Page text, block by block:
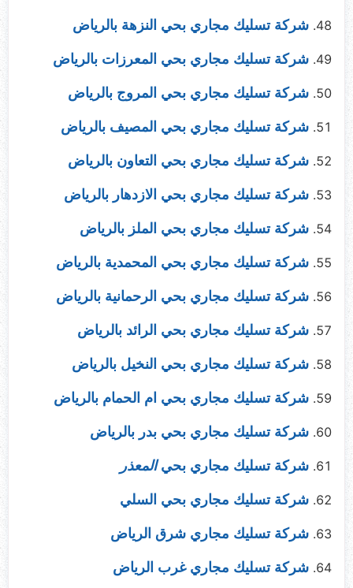
شركة تسليك مجاري بحي النزهة بالرياض
شركة تسليك مجاري بحي المعرزات بالرياض
شركة تسليك مجاري بحي المروج بالرياض
شركة تسليك مجاري بحي المصيف بالرياض
شركة تسليك مجاري بحي التعاون بالرياض
شركة تسليك مجاري بحي الازدهار بالرياض
شركة تسليك مجاري بحي الملز بالرياض
شركة تسليك مجاري بحي المحمدية بالرياض
شركة تسليك مجاري بحي الرحمانية بالرياض
شركة تسليك مجاري بحي الرائد بالرياض
شركة تسليك مجاري بحي النخيل بالرياض
شركة تسليك مجاري بحي ام الحمام بالرياض
شركة تسليك مجاري بحي بدر بالرياض
شركة تسليك مجاري بحيالمعذر
شركة تسليك مجاري بحي السلي
شركة تسليك مجاري شرق الرياض
شركة تسليك مجاري غرب الرياض